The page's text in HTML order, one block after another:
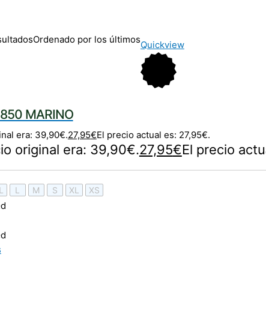
Ordenado por los últimosQuickview
MARINO
era: 39,90€.27,95€El precio actual es: 27,95€.
original era: 39,90€.27,95€El precio
L M S XL XS